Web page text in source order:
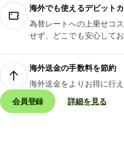
海外でも使えるデビット
為替レートへの上乗せコ
せず、どこでも安心して
海外送金の手数料を節約
海外送金をよりお得に行え
会員登録
詳細を見る